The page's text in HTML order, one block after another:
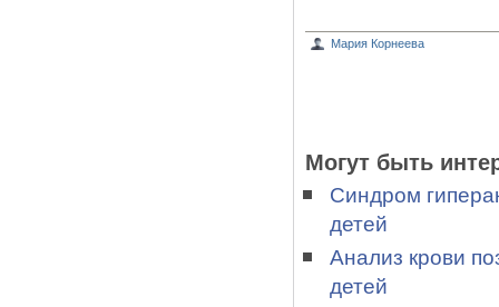
Мария Корнеева
Могут быть
Синдром
детей
Анализ крови
детей